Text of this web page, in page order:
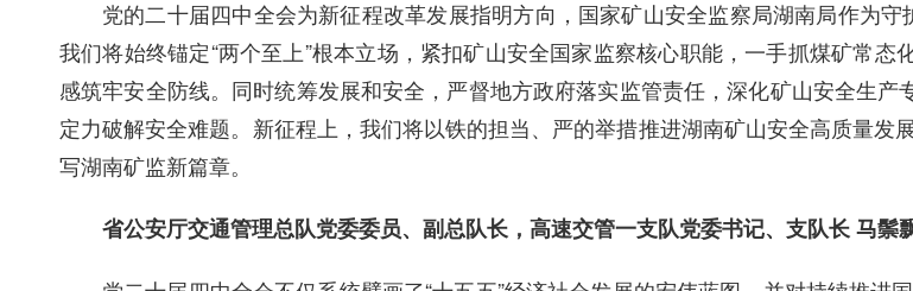
党的二十届四中全会为新征程改革发展指明方向，国家矿山安全监察局湖南局作为
我们将始终锚定“两个至上”根本立场，紧扣矿山安全国家监察核心职能，一手抓煤矿常
感筑牢安全防线。同时统筹发展和安全，严督地方政府落实监管责任，深化矿山安全生
定力破解安全难题。新征程上，我们将以铁的担当、严的举措推进湖南矿山安全高质量
写湖南矿监新篇章。
省公安厅交通管理总队党委委员、副总队长，高速交管一支队党委书记、支队长 马鬃